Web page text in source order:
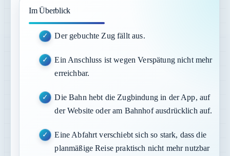
Im Überblick
Der gebuchte Zug fällt aus.
Ein Anschluss ist wegen Verspätung nicht mehr
erreichbar.
Die Bahn hebt die Zugbindung in der App, auf
der Website oder am Bahnhof ausdrücklich auf.
Eine Abfahrt verschiebt sich so stark, dass die
planmäßige Reise praktisch nicht mehr nutzbar